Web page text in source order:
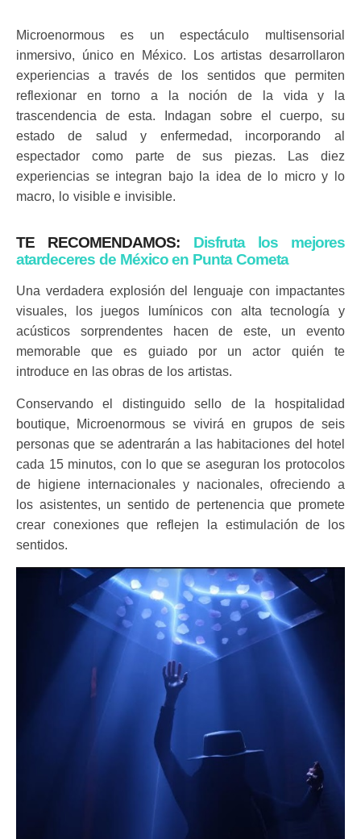
Microenormous es un espectáculo multisensorial
inmersivo, único en México. Los artistas desarrollaron
experiencias a través de los sentidos que permiten
reflexionar en torno a la noción de la vida y la
trascendencia de esta. Indagan sobre el cuerpo, su
estado de salud y enfermedad, incorporando al
espectador como parte de sus piezas. Las diez
experiencias se integran bajo la idea de lo micro y lo
macro, lo visible e invisible.
TE RECOMENDAMOS: Disfruta los mejores
atardeceres de México en Punta Cometa
Una verdadera explosión del lenguaje con impactantes
visuales, los juegos lumínicos con alta tecnología y
acústicos sorprendentes hacen de este, un evento
memorable que es guiado por un actor quién te
introduce en las obras de los artistas.
Conservando el distinguido sello de la hospitalidad
boutique, Microenormous se vivirá en grupos de seis
personas que se adentrarán a las habitaciones del hotel
cada 15 minutos, con lo que se aseguran los protocolos
de higiene internacionales y nacionales, ofreciendo a
los asistentes, un sentido de pertenencia que promete
crear conexiones que reflejen la estimulación de los
sentidos.